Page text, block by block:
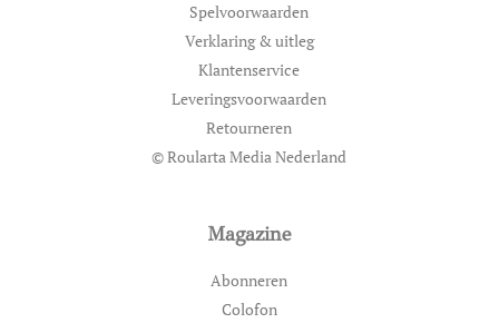
Spelvoorwaarden
Verklaring & uitleg
Klantenservice
Leveringsvoorwaarden
Retourneren
© Roularta Media Nederland
Magazine
Abonneren
Colofon